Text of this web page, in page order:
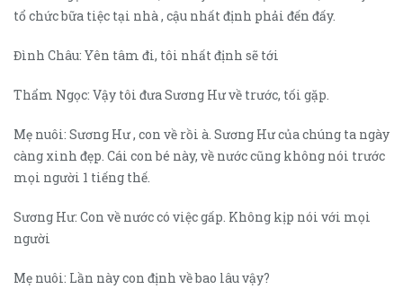
tổ chức bữa tiệc tại nhà , cậu nhất định phải đến đấy.
Đình Châu: Yên tâm đi, tôi nhất định sẽ tới
Thẩm Ngọc: Vậy tôi đưa Sương Hư về trước, tối gặp.
Mẹ nuôi: Sương Hư , con về rồi à. Sương Hư của chúng ta ngày
càng xinh đẹp. Cái con bé này, về nước cũng không nói trước
mọi người 1 tiếng thế.
Sương Hư: Con về nước có việc gấp. Không kịp nói với mọi
người
Mẹ nuôi: Lần này con định về bao lâu vậy?